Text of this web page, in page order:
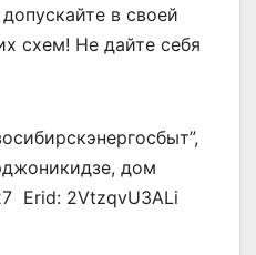
в своей
схем! Не дайте себя
дом
Erid: 2VtzqvU3ALi